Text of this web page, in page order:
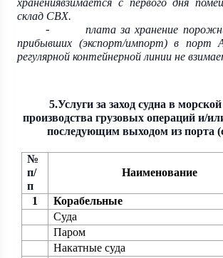
хранениявзимается с первого дня
склад СВХ.
-
плата за хранение
прибывших (экспорт/импорт) в порт
регулярной контейнерной линии не
5.Услуги за заход судна в
производства грузовых операций и/
последующим выходом из порта
№
п/
п
Наименование
1
Корабельные
Суда
Паром
Накатные суда